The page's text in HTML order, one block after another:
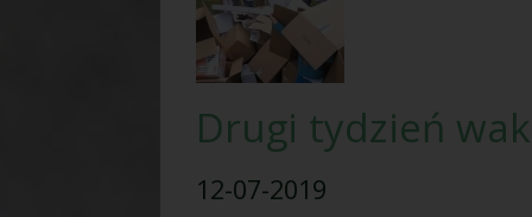
Drugi tydzień
12-07-2019